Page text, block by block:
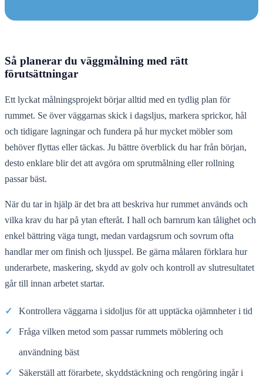
Så planerar du väggmålning med rätt
förutsättningar
Ett lyckat målningsprojekt börjar alltid med en tydlig plan för
rummet. Se över väggarnas skick i dagsljus, markera sprickor, hål
och tidigare lagningar och fundera på hur mycket möbler som
behöver flyttas eller täckas. Ju bättre överblick du har från början,
desto enklare blir det att avgöra om sprutmålning eller rollning
passar bäst.
När du tar in hjälp är det bra att beskriva hur rummet används och
vilka krav du har på ytan efteråt. I hall och barnrum kan tålighet och
enkel bättring väga tungt, medan vardagsrum och sovrum ofta
handlar mer om finish och ljusspel. Be gärna målaren förklara hur
underarbete, maskering, skydd av golv och kontroll av slutresultatet
går till innan arbetet startar.
✓ Kontrollera väggarna i sidoljus för att upptäcka ojämnheter i tid
✓ Fråga vilken metod som passar rummets möblering och
användning bäst
✓ Säkerställ att förarbete, skyddstäckning och rengöring ingår i